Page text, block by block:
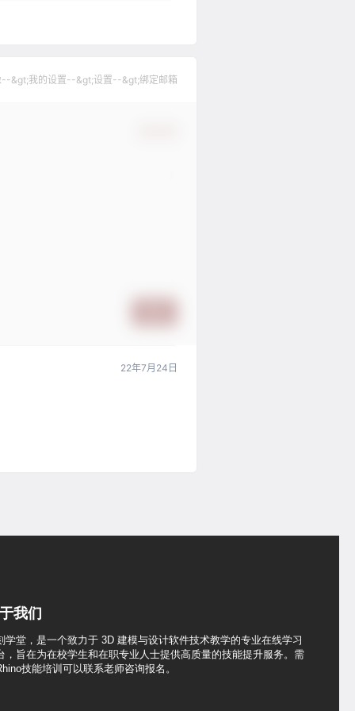
--&gt;我的设置--&gt;设置--&gt;绑定邮箱
22年7月24日
我们
学堂，是一个致力于 3D 建模与设计软件技术教学的专业在线学习
，旨在为在校学生和在职专业人士提供高质量的技能提升服务。需
技能培训可以联系老师咨询报名。